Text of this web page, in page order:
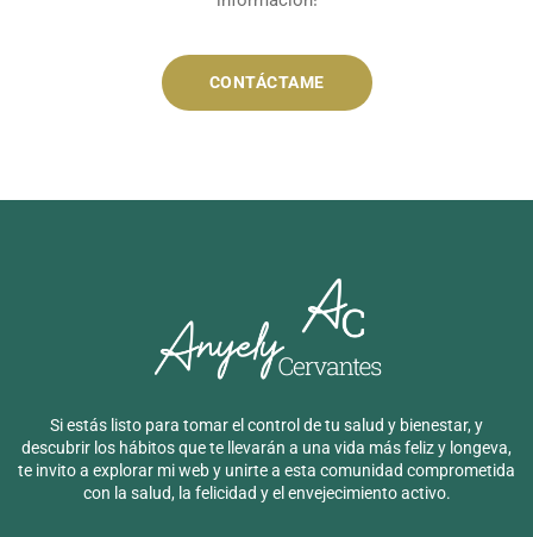
CONTÁCTAME
Si estás listo para tomar el control de tu salud y bienestar, y
descubrir los hábitos que te llevarán a una vida más feliz y longeva,
te invito a explorar mi web y unirte a esta comunidad comprometida
con la salud, la felicidad y el envejecimiento activo.